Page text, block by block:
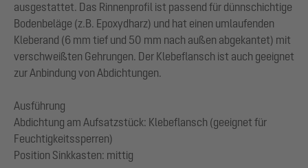
ausgestattet. Das Rinnenprofil ist passend für dünnschichtige
Bodenbeläge (z.B. Epoxydharz) und hat einen umlaufenden
Kleberand (6 mm tief und 50 mm nach außen abgekantet) mit
verschweißten Gehrungen. Der Klebeflansch ist auch geeignet
zur Anbindung von Abdichtungen.
Ausführung
Abdichtung am Aufsatzstück: Klebeflansch (geeignet für
Feuchtigkeitssperren)
Position Sinkkasten: mittig